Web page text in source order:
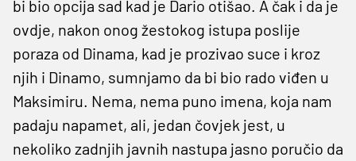
bi bio opcija sad kad je Dario otišao. A čak i da je
ovdje, nakon onog žestokog istupa poslije
poraza od Dinama, kad je prozivao suce i kroz
njih i Dinamo, sumnjamo da bi bio rado viđen u
Maksimiru. Nema, nema puno imena, koja nam
padaju napamet, ali, jedan čovjek jest, u
nekoliko zadnjih javnih nastupa jasno poručio da